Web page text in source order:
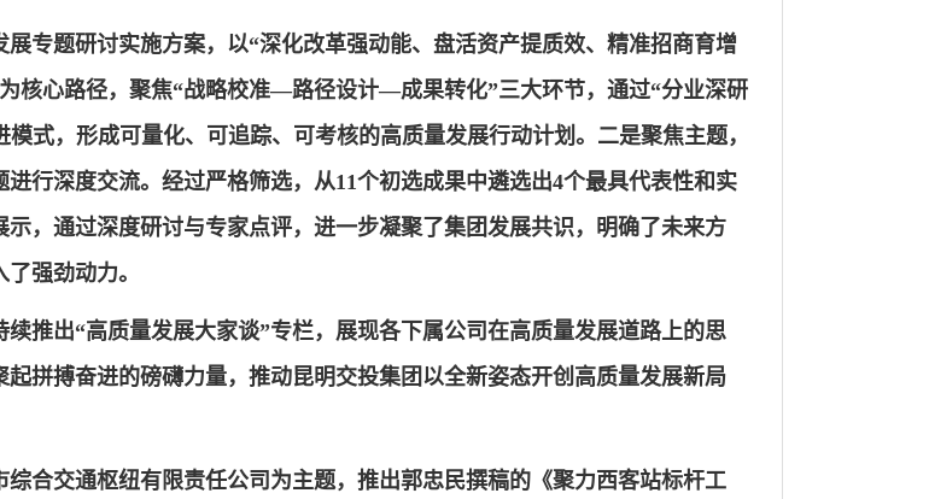
展专题研讨实施方案，以“深化改革强动能、盘活资产提质效、精准招商育增
核心路径，聚焦“战略校准—路径设计—成果转化”三大环节，通过“分业深研
模式，形成可量化、可追踪、可考核的高质量发展行动计划。二是聚焦主题，
行深度交流。经过严格筛选，从11个初选成果中遴选出4个最具代表性和实
示，通过深度研讨与专家点评，进一步凝聚了集团发展共识，明确了未来方
强劲动力。
续推出“高质量发展大家谈”专栏，展现各下属公司在高质量发展道路上的思
起拼搏奋进的磅礴力量，推动昆明交投集团以全新姿态开创高质量发展新局
综合交通枢纽有限责任公司为主题，推出郭忠民撰稿的《聚力西客站标杆工